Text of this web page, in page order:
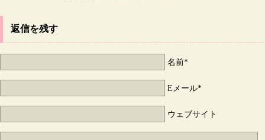
返信を残す
名前*
Eメール*
ウェブサイト